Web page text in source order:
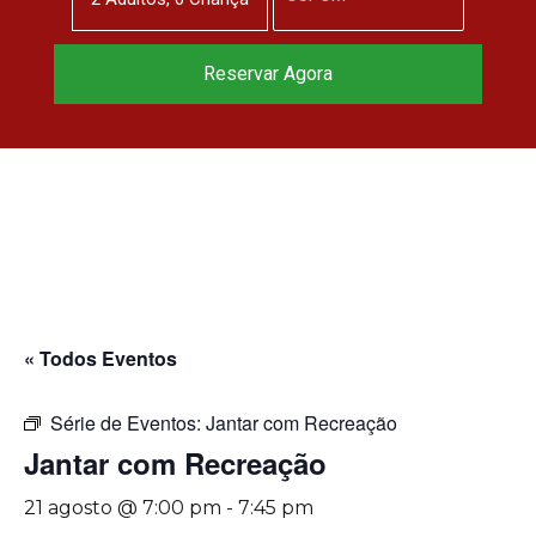
« Todos Eventos
Série de Eventos: Jantar com Recreação
Jantar com Recreação
21 agosto @ 7:00 pm - 7:45 pm
Reservar Agora